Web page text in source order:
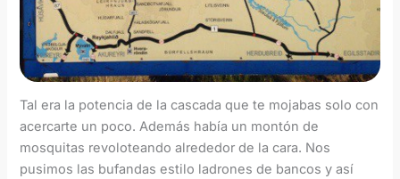
Tal era la potencia de la cascada que te mojabas solo con
acercarte un poco. Además había un montón de
mosquitas revoloteando alrededor de la cara. Nos
pusimos las bufandas estilo ladrones de bancos y así